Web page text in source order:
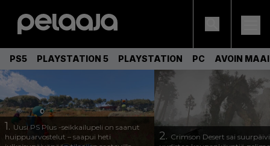
PS5 PLAYSTATION 5 PLAYSTATION PC AVOIN
1. Uusi PS Plus -seikkailupeli on saanut
huippuarvostelut – saapui heti
2. Crimson Desert sai